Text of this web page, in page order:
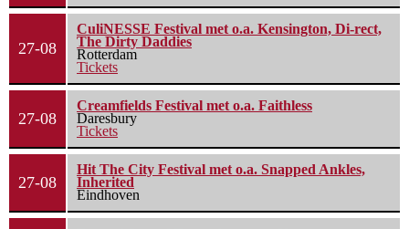
27-08
CuliNESSE Festival met o.a. Kensington, Di-rect,
The Dirty Daddies
Rotterdam
Tickets
27-08
Creamfields Festival met o.a. Faithless
Daresbury
Tickets
27-08
Hit The City Festival met o.a. Snapped Ankles,
Inherited
Eindhoven